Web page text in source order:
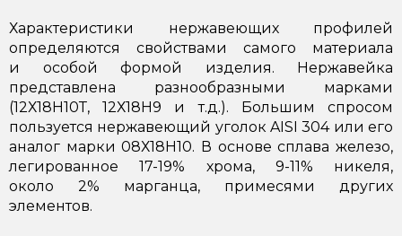
Характеристики нержавеющих профилей
определяются свойствами самого материала
и особой формой изделия. Нержавейка
представлена разнообразными марками
(12Х18Н10Т, 12Х18Н9 и т.д.). Большим спросом
пользуется нержавеющий уголок AISI 304 или его
аналог марки 08Х18Н10. В основе сплава железо,
легированное 17-19% хрома, 9-11% никеля,
около 2% марганца, примесями других
элементов.